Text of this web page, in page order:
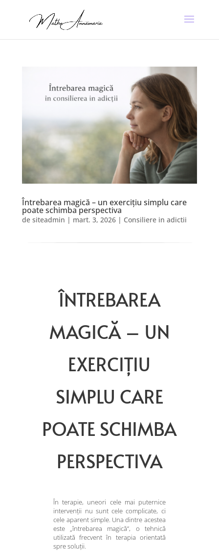
Întrebarea magică – un exercițiu simplu care
poate schimba perspectiva
de siteadmin | mart. 3, 2026| Consiliere in adictii
ÎNTREBAREA
MAGICĂ – UN
EXERCIȚIU
SIMPLU CARE
POATE SCHIMBA
PERSPECTIVA
În terapie, uneori cele mai puternice
intervenții nu sunt cele complicate, ci
cele aparent simple. Una dintre acestea
este „întrebarea magică”, o tehnică
utilizată frecvent în terapia orientată
spre soluții.